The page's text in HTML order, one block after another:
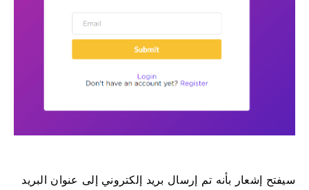
سيفتح إشعار بأنه تم إرسال بريد إلكتروني إلى عنوان البريد